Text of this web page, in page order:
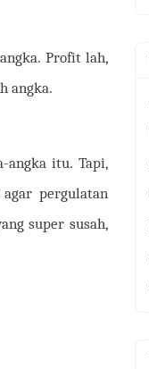
Profit lah,
angka.
angka itu. Tapi,
pergulatan
super susah,